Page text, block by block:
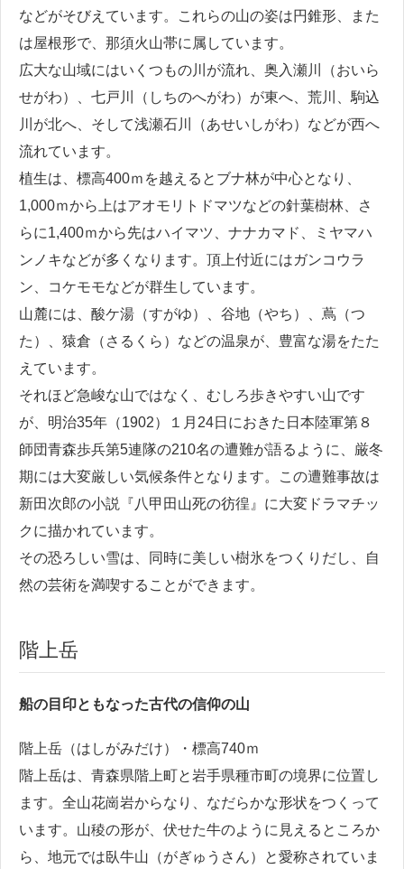
などがそびえています。これらの山の姿は円錐形、また
は屋根形で、那須火山帯に属しています。
広大な山域にはいくつもの川が流れ、奥入瀬川（おいら
せがわ）、七戸川（しちのへがわ）が東へ、荒川、駒込
川が北へ、そして浅瀬石川（あせいしがわ）などが西へ
流れています。
植生は、標高400ｍを越えるとブナ林が中心となり、
1,000ｍから上はアオモリトドマツなどの針葉樹林、さ
らに1,400ｍから先はハイマツ、ナナカマド、ミヤマハ
ンノキなどが多くなります。頂上付近にはガンコウラ
ン、コケモモなどが群生しています。
山麓には、酸ケ湯（すがゆ）、谷地（やち）、蔦（つ
た）、猿倉（さるくら）などの温泉が、豊富な湯をたた
えています。
それほど急峻な山ではなく、むしろ歩きやすい山です
が、明治35年（1902）１月24日におきた日本陸軍第８
師団青森歩兵第5連隊の210名の遭難が語るように、厳冬
期には大変厳しい気候条件となります。この遭難事故は
新田次郎の小説『八甲田山死の彷徨』に大変ドラマチッ
クに描かれています。
その恐ろしい雪は、同時に美しい樹氷をつくりだし、自
然の芸術を満喫することができます。
階上岳
船の目印ともなった古代の信仰の山
階上岳（はしがみだけ）・標高740ｍ
階上岳は、青森県階上町と岩手県種市町の境界に位置し
ます。全山花崗岩からなり、なだらかな形状をつくって
います。山稜の形が、伏せた牛のように見えるところか
ら、地元では臥牛山（がぎゅうさん）と愛称されていま